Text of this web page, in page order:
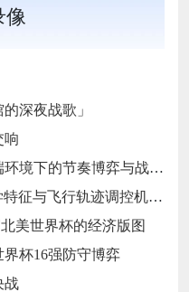
像
深夜战歌」
响
的节奏博弈与战术自适应
——以2026世界杯BBVA球场为实证场景”
美世界杯的经济版图
杯16强防守博弈
战